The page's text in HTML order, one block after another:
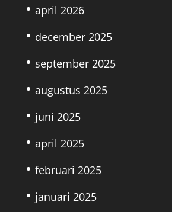
april 2026
december 2025
september 2025
augustus 2025
juni 2025
april 2025
februari 2025
januari 2025